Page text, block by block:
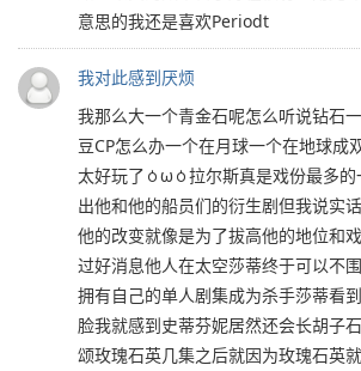
意思的我还是喜欢Periodt
我对此感到厌烦
我那么大一个青金石呢怎么听说钻石
豆CP怎么办一个在月球一个在地球成
太好玩了ㆁωㆁ拉尔斯真是戏份最多
出他和他的船员们的衍生剧但我说实
他的改变就像是为了拔高他的地位和
过好消息他人在太空莎蒂终于可以不
拥有自己的单人剧集成为杀手莎蒂看
脸我就感到史蒂芬妮居然还会长胡子
颂玫瑰石英几集之后就因为玫瑰石英